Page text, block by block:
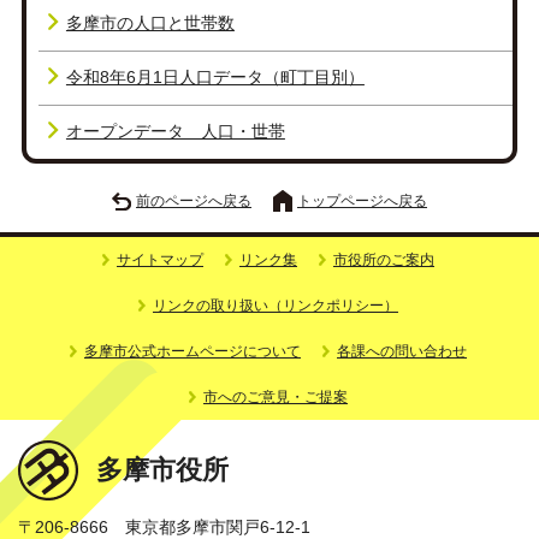
多摩市の人口と世帯数
令和8年6月1日人口データ（町丁目別）
オープンデータ 人口・世帯
前のページへ戻る トップページへ戻る
サイトマップ リンク集 市役所のご案内
リンクの取り扱い（リンクポリシー）
多摩市公式ホームページについて 各課への問い合わせ
市へのご意見・ご提案
多摩市役所
〒206-8666 東京都多摩市関戸6-12-1